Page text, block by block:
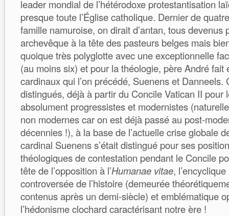
leader mondial de l’hétérodoxe protestantisation
presque toute l’Église catholique. Dernier de
famille namuroise, on dirait d’antan, tous devenus
archevêque à la tête des pasteurs belges mais
quoique très polyglotte avec une exceptionnelle
(au moins six) et pour la théologie, père André fait
cardinaux qui l’on précédé, Suenens et Danneels.
distingués, déjà à partir du Concile Vatican II pour
absolument progressistes et modernistes
non modernes car on est déjà passé au post-
décennies !), à la base de l’actuelle crise globale
cardinal Suenens s’était distingué pour ses
théologiques de contestation pendant le Concile
tête de l’opposition à l’Humanae vitae,
controversée de l’histoire (demeurée
contenus après un demi-siècle) et emblématique
l’hédonisme clochard caractérisant notre ère !